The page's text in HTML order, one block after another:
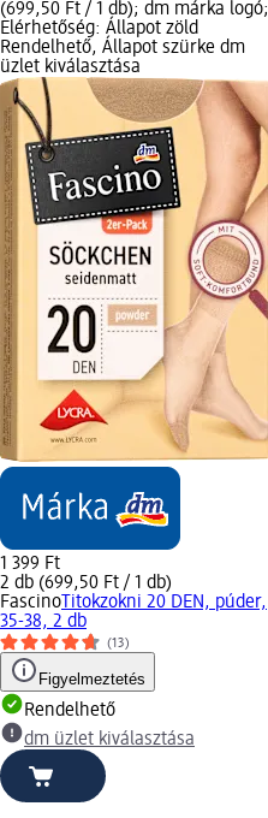
(699,50 Ft / 1 db); dm márka logó;
Elérhetőség: Állapot zöld
Rendelhető, Állapot szürke dm
üzlet kiválasztása
1 399 Ft
2 db (699,50 Ft / 1 db)
Fascino Titokzokni 20 DEN, púder,
35-38, 2 db
(13)
Figyelmeztetés
Rendelhető
dm üzlet kiválasztása